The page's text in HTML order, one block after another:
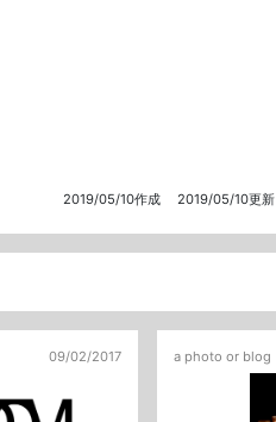
2019/05/10作成 2019/05/10更新
09/02/2017 a photo or blog